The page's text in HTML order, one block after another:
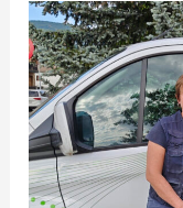
Kristina
Uzkudun,
premio
al
trabajo
autónomo